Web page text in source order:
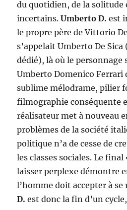
du quotidien, de la solitude
incertains.Umberto D. est
le propre père de Vittorio
s’appelait Umberto De
dédié), là où le personnage
Umberto Domenico Ferrari
sublime mélodrame, pilier
filmographie conséquente
réalisateur met à nouveau
problèmes de la société
politique n’a de cesse de
les classes sociales. Le
laisser perplexe démontre
l’homme doit accepter à
D.est donc la fin d’un